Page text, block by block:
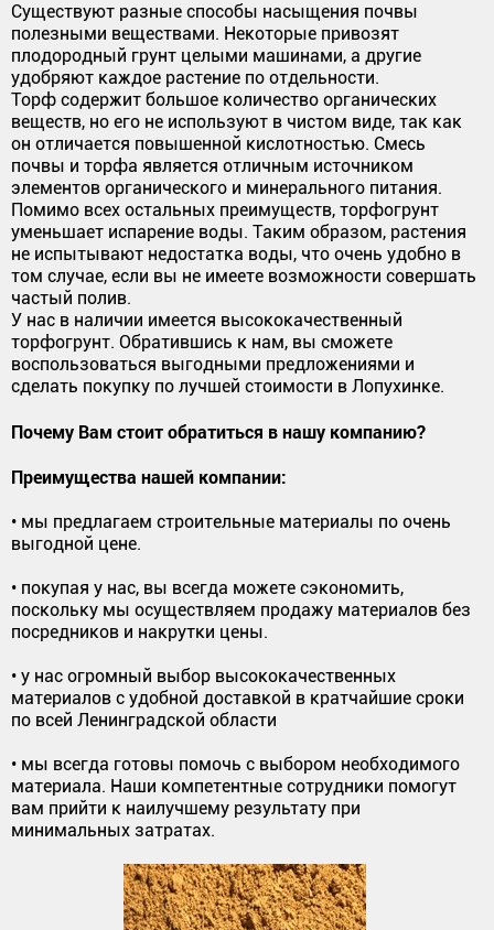
Существуют разные способы насыщения почвы
полезными веществами. Некоторые привозят
плодородный грунт целыми машинами, а другие
удобряют каждое растение по отдельности.
Торф содержит большое количество органических
веществ, но его не используют в чистом виде, так как
он отличается повышенной кислотностью. Смесь
почвы и торфа является отличным источником
элементов органического и минерального питания.
Помимо всех остальных преимуществ, торфогрунт
уменьшает испарение воды. Таким образом, растения
не испытывают недостатка воды, что очень удобно в
том случае, если вы не имеете возможности совершать
частый полив.
У нас в наличии имеется высококачественный
торфогрунт. Обратившись к нам, вы сможете
воспользоваться выгодными предложениями и
сделать покупку по лучшей стоимости в Лопухинке.
Почему Вам стоит обратиться в нашу компанию?
Преимущества нашей компании:
• мы предлагаем строительные материалы по очень
выгодной цене.
• покупая у нас, вы всегда можете сэкономить,
поскольку мы осуществляем продажу материалов без
посредников и накрутки цены.
• у нас огромный выбор высококачественных
материалов с удобной доставкой в кратчайшие сроки
по всей Ленинградской области
• мы всегда готовы помочь с выбором необходимого
материала. Наши компетентные сотрудники помогут
вам прийти к наилучшему результату при
минимальных затратах.